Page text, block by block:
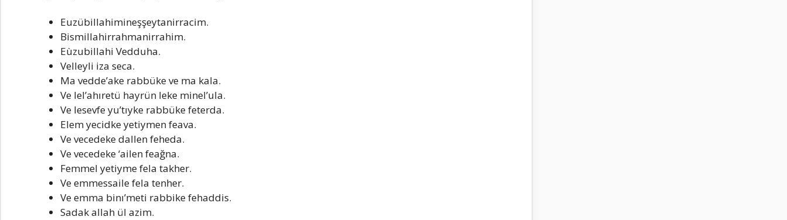
Euzübillahimineşşeytanirracim.
Bismillahirrahmanirrahim.
Eùzubillahi Vedduha.
Velleyli iza seca.
Ma vedde’ake rabbüke ve ma kala.
Ve lel’ahıretü hayrün leke minel’ula.
Ve lesevfe yu’tıyke rabbüke feterda.
Elem yecidke yetiymen feava.
Ve vecedeke dallen feheda.
Ve vecedeke ‘ailen feağna.
Femmel yetiyme fela takher.
Ve emmessaile fela tenher.
Ve emma binı’meti rabbike fehaddis.
Sadak allah ül azim.